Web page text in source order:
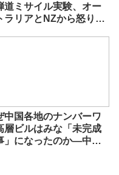
道ミサイル実験、オー
ラリアとNZから怒りの
中国各地のナンバーワ
層ビルはみな「未完成
」になったのか―中国